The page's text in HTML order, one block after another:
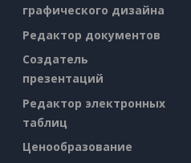
графического дизайна
Редактор документов
Создатель
презентаций
Редактор электронных
таблиц
Ценообразование